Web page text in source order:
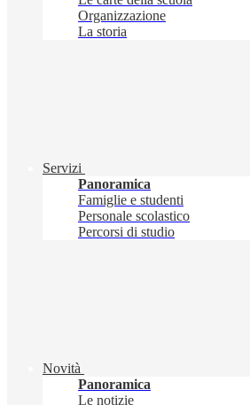
Organizzazione
La storia
Servizi
Panoramica
Famiglie e studenti
Personale scolastico
Percorsi di studio
Novità
Panoramica
Le notizie